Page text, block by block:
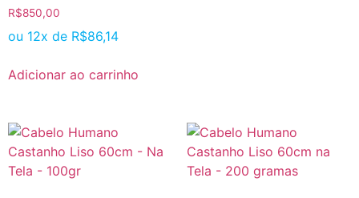
R$850,00
ou 12x de R$86,14
Adicionar ao carrinho